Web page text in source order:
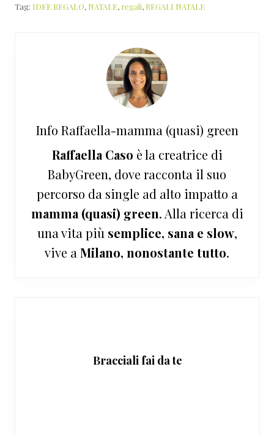
Tag: IDEE REGALO, NATALE, regali, REGALI NATALE
Info Raffaella-mamma (quasi) green
Raffaella Caso è la creatrice di
BabyGreen, dove racconta il suo
percorso da single ad alto impatto a
mamma (quasi) green. Alla ricerca di
una vita più semplice, sana e slow,
vive a Milano, nonostante tutto.
Bracciali fai da te